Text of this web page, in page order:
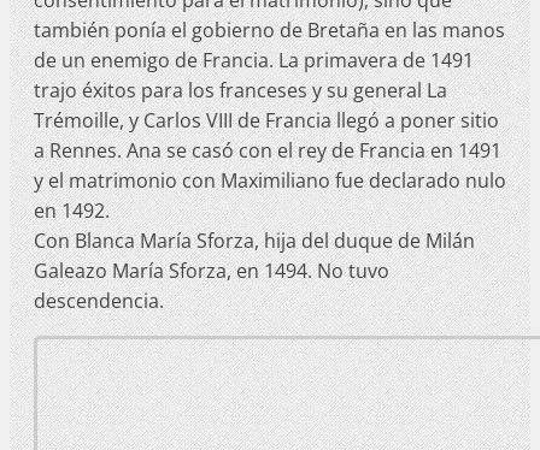
también ponía el gobierno de Bretaña en las manos
de un enemigo de Francia. La primavera de 1491
trajo éxitos para los franceses y su general La
Trémoille, y Carlos VIII de Francia llegó a poner sitio
a Rennes. Ana se casó con el rey de Francia en 1491
y el matrimonio con Maximiliano fue declarado nulo
en 1492.
Con Blanca María Sforza, hija del duque de Milán
Galeazo María Sforza, en 1494. No tuvo
descendencia.